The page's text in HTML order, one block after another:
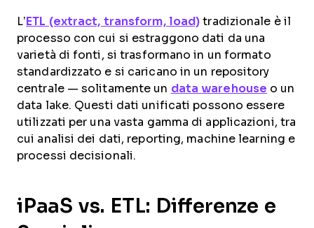
L’ ETL (extract, transform, load) tradizionale è il
processo con cui si estraggono dati da una
varietà di fonti, si trasformano in un formato
standardizzato e si caricano in un repository
centrale — solitamente un data warehouse o un
data lake. Questi dati unificati possono essere
utilizzati per una vasta gamma di applicazioni, tra
cui analisi dei dati, reporting, machine learning e
processi decisionali.
iPaaS vs. ETL: Differenze e